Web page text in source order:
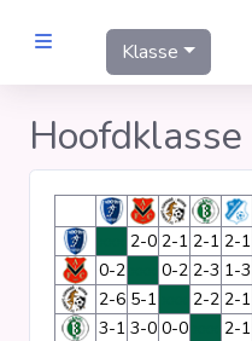
Clubs
Wedstrijden
Statistieken
Klasse
2-0 2-1 2-1 2-1
0-2
0-2 2-3 1-3
2-6 5-1 2-2 2-1
3-1 3-0 0-0 2-1